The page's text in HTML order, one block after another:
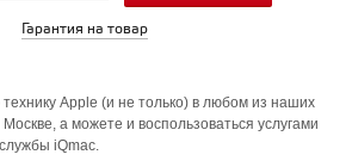
Гарантия на товар
Apple (и не только) в любом из наших
а можете и воспользоваться услугами
iQmac.